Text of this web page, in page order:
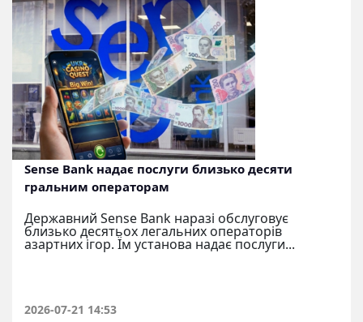
Sense Bank надає послуги близько десяти
гральним операторам
Державний Sense Bank наразі обслуговує
близько десятьох легальних операторів
азартних ігор. Їм установа надає послуги...
2026-07-21 14:53